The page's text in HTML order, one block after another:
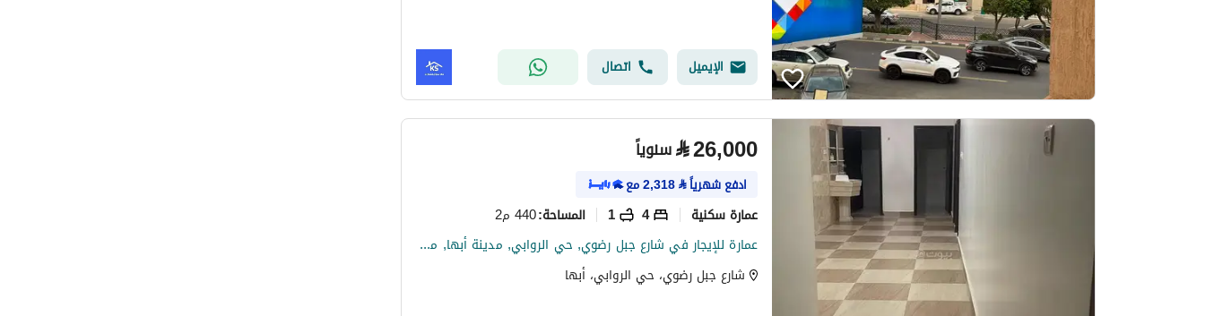
الإيميل اتصال
⃁26,000 سنوياً
ادفع شهرياً⃁
2,318مع
عمارة سكنية 4
1 المساحة:440 م2
عمارة للإيجار في شارع جبل رضوي, حي الروابي, مدينة أبها, منطقة عسير
شارع جبل رضوي، حي الروابي، أبها